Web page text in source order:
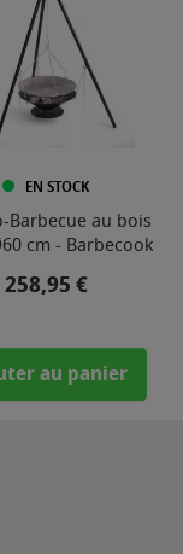
EN STOCK
Barbecue au bois
cm - Barbecook
Prix
258,95 €
au panier